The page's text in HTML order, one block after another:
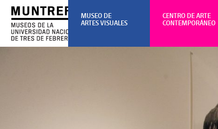
CENTRO DE ARTE
CONTEMPORÁNEO
MUSEO DE
ARTES VISUALES